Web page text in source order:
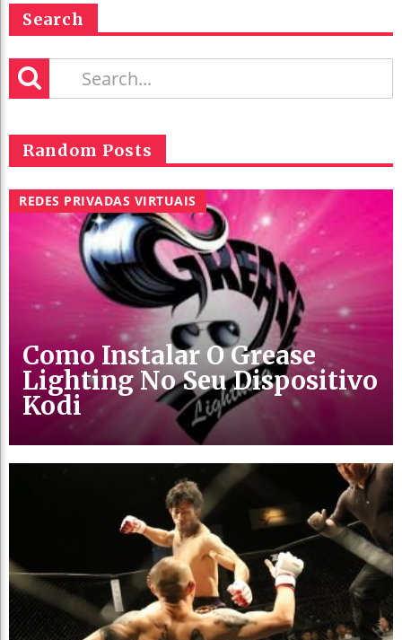
Search
Random Posts
REDES PRIVADAS VIRTUAIS
Como Instalar O Grease
Lighting No Seu Dispositivo
Kodi